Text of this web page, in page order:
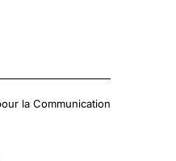
la Communication